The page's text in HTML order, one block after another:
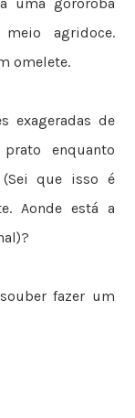
agridoce.
omelete.
exageradas de
enquanto
(Sei que isso é
Aonde está a
fazer um